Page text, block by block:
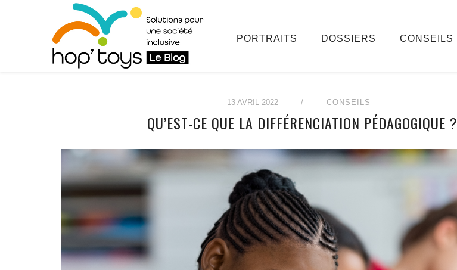
PORTRAITS DOSSIERS CONSEILS
13 AVRIL 2022 / CONSEILS
QU’EST-CE QUE LA DIFFÉRENCIATION PÉDAGOGIQUE ?